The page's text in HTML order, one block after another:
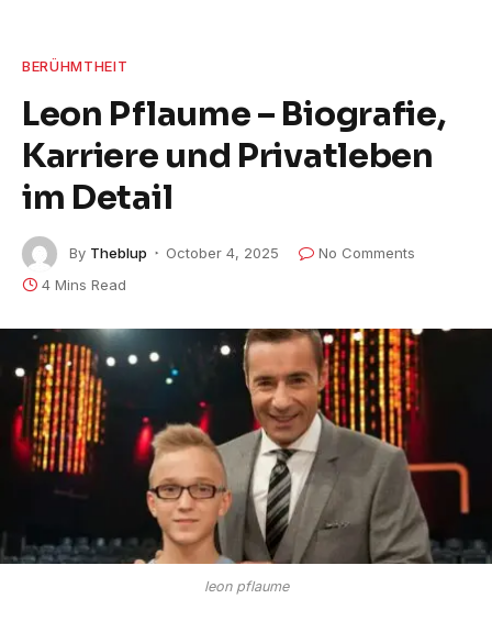
BERÜHMTHEIT
Leon Pflaume – Biografie,
Karriere und Privatleben
im Detail
By Theblup October 4, 2025
No Comments
4 Mins Read
leon pflaume